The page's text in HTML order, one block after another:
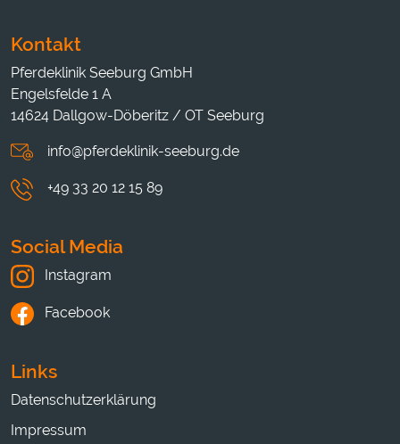
Kontakt
Pferdeklinik Seeburg GmbH
Engelsfelde 1 A
14624 Dallgow-Döberitz / OT Seeburg
info@pferdeklinik-seeburg.de
+49 33 20 12 15 89
Social Media
Instagram
Facebook
Links
Datenschutzerklärung
Impressum